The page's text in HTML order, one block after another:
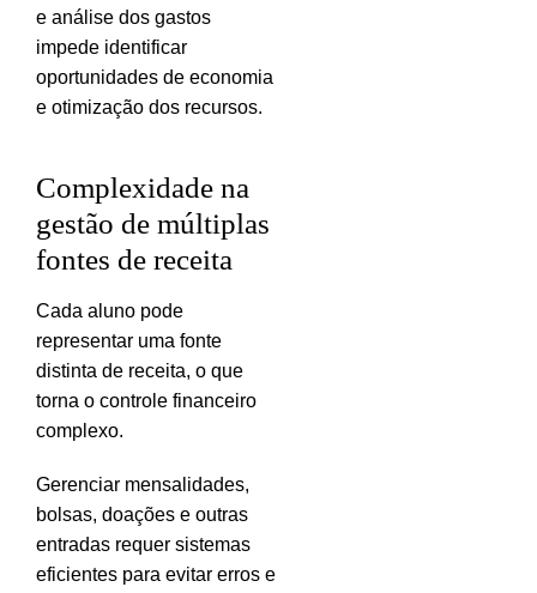
e análise dos gastos
impede identificar
oportunidades de economia
e otimização dos recursos.
Complexidade na
gestão de múltiplas
fontes de receita
Cada aluno pode
representar uma fonte
distinta de receita, o que
torna o controle financeiro
complexo.
Gerenciar mensalidades,
bolsas, doações e outras
entradas requer sistemas
eficientes para evitar erros e